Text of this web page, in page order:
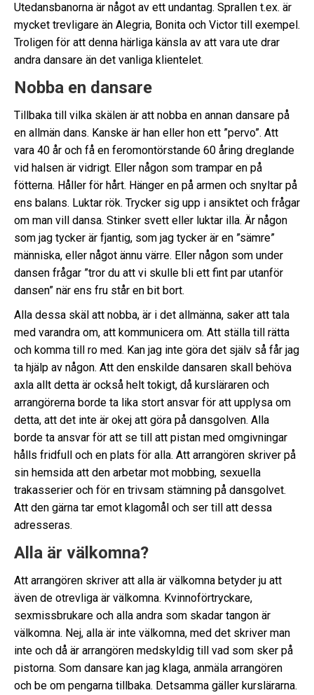
Utedansbanorna är något av ett undantag. Sprallen t.ex. är
mycket trevligare än Alegria, Bonita och Victor till exempel.
Troligen för att denna härliga känsla av att vara ute drar
andra dansare än det vanliga klientelet.
Nobba en dansare
Tillbaka till vilka skälen är att nobba en annan dansare på
en allmän dans. Kanske är han eller hon ett ”pervo”. Att
vara 40 år och få en feromontörstande 60 åring dreglande
vid halsen är vidrigt. Eller någon som trampar en på
fötterna. Håller för hårt. Hänger en på armen och snyltar på
ens balans. Luktar rök. Trycker sig upp i ansiktet och frågar
om man vill dansa. Stinker svett eller luktar illa. Är någon
som jag tycker är fjantig, som jag tycker är en ”sämre”
människa, eller något ännu värre. Eller någon som under
dansen frågar ”tror du att vi skulle bli ett fint par utanför
dansen” när ens fru står en bit bort.
Alla dessa skäl att nobba, är i det allmänna, saker att tala
med varandra om, att kommunicera om. Att ställa till rätta
och komma till ro med. Kan jag inte göra det själv så får jag
ta hjälp av någon. Att den enskilde dansaren skall behöva
axla allt detta är också helt tokigt, då kursläraren och
arrangörerna borde ta lika stort ansvar för att upplysa om
detta, att det inte är okej att göra på dansgolven. Alla
borde ta ansvar för att se till att pistan med omgivningar
hålls fridfull och en plats för alla. Att arrangören skriver på
sin hemsida att den arbetar mot mobbing, sexuella
trakasserier och för en trivsam stämning på dansgolvet.
Att den gärna tar emot klagomål och ser till att dessa
adresseras.
Alla är välkomna?
Att arrangören skriver att alla är välkomna betyder ju att
även de otrevliga är välkomna. Kvinnoförtryckare,
sexmissbrukare och alla andra som skadar tangon är
välkomna. Nej, alla är inte välkomna, med det skriver man
inte och då är arrangören medskyldig till vad som sker på
pistorna. Som dansare kan jag klaga, anmäla arrangören
och be om pengarna tillbaka. Detsamma gäller kurslärarna.